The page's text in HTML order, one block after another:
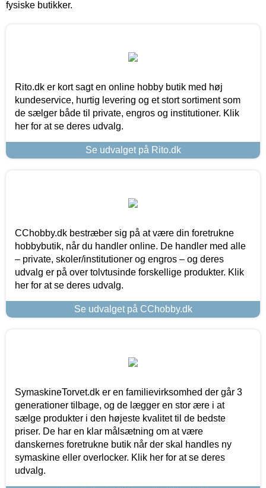
fysiske butikker.
Rito.dk er kort sagt en online hobby butik med høj
kundeservice, hurtig levering og et stort sortiment som
de sælger både til private, engros og institutioner. Klik
her for at se deres udvalg.
Se udvalget på Rito.dk
CChobby.dk bestræber sig på at være din foretrukne
hobbybutik, når du handler online. De handler med alle
– private, skoler/institutioner og engros – og deres
udvalg er på over tolvtusinde forskellige produkter. Klik
her for at se deres udvalg.
Se udvalget på CChobby.dk
SymaskineTorvet.dk er en familievirksomhed der går 3
generationer tilbage, og de lægger en stor ære i at
sælge produkter i den højeste kvalitet til de bedste
priser. De har en klar målsætning om at være
danskernes foretrukne butik når der skal handles ny
symaskine eller overlocker. Klik her for at se deres
udvalg.